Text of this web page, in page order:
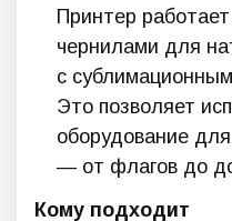
Принтер
чернилами для
с
Это позволяет
оборудование
— от флагов до
Кому подходит